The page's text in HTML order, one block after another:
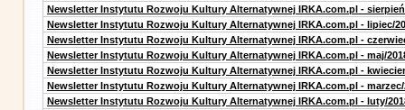
Newsletter Instytutu Rozwoju Kultury Alternatywnej IRKA.com.pl -
Newsletter Instytutu Rozwoju Kultury Alternatywnej IRKA.com.pl - lipiec/
Newsletter Instytutu Rozwoju Kultury Alternatywnej IRKA.com.pl -
Newsletter Instytutu Rozwoju Kultury Alternatywnej IRKA.com.pl - maj/
Newsletter Instytutu Rozwoju Kultury Alternatywnej IRKA.com.pl -
Newsletter Instytutu Rozwoju Kultury Alternatywnej IRKA.com.pl - marzec/
Newsletter Instytutu Rozwoju Kultury Alternatywnej IRKA.com.pl - luty/